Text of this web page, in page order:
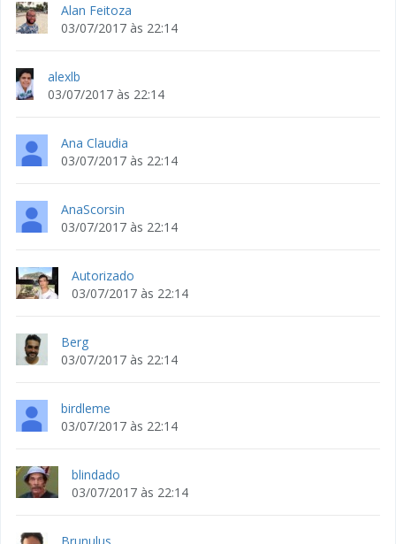
Alan Feitoza
03/07/2017 às 22:14
alexlb
03/07/2017 às 22:14
Ana Claudia
03/07/2017 às 22:14
AnaScorsin
03/07/2017 às 22:14
Autorizado
03/07/2017 às 22:14
Berg
03/07/2017 às 22:14
birdleme
03/07/2017 às 22:14
blindado
03/07/2017 às 22:14
Brunulus